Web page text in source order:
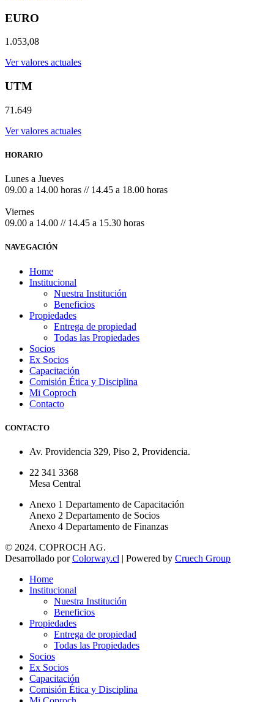
EURO
1.053,08
Ver valores actuales
UTM
71.649
Ver valores actuales
HORARIO
Lunes a Jueves
09.00 a 14.00 horas // 14.45 a 18.00 horas
Viernes
09.00 a 14.00 // 14.45 a 15.30 horas
NAVEGACIÓN
Home
Institucional
Nuestra Institución
Beneficios
Propiedades
Entrega de propiedad
Todas las Propiedades
Socios
Ex Socios
Capacitación
Comisión Ética y Disciplina
Mi Coproch
Contacto
CONTACTO
Av. Providencia 329, Piso 2, Providencia.
22 341 3368
Mesa Central
Anexo 1 Departamento de Capacitación
Anexo 2 Departamento de Socios
Anexo 4 Departamento de Finanzas
© 2024. COPROCH AG.
Desarrollado porColorway.cl | Powered by Cruech Group
Home
Institucional
Nuestra Institución
Beneficios
Propiedades
Entrega de propiedad
Todas las Propiedades
Socios
Ex Socios
Capacitación
Comisión Ética y Disciplina